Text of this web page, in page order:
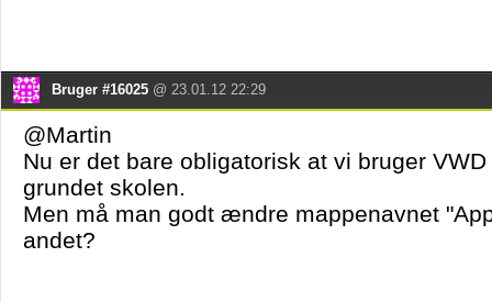
Bruger #16025 @ 23.01.12 22:29
@Martin
Nu er det bare obligatorisk at vi bruger
grundet skolen.
Men må man godt ændre mappenavnet
andet?